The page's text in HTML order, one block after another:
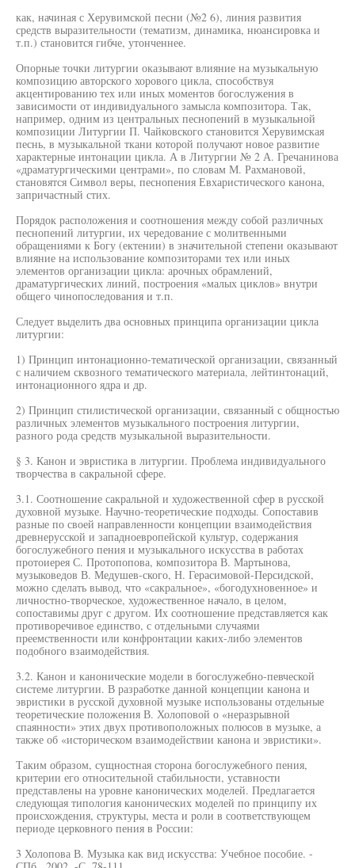
как, начиная с Херувимской песни (№2 6), линия развития
средств выразительности (тематизм, динамика, нюансировка и
т.п.) становится гибче, утонченнее.
Опорные точки литургии оказывают влияние на музыкальную
композицию авторского хорового цикла, способствуя
акцентированию тех или иных моментов богослужения в
зависимости от индивидуального замысла композитора. Так,
например, одним из центральных песнопений в музыкальной
композиции Литургии П. Чайковского становится Херувимская
песнь, в музыкальной ткани которой получают новое развитие
характерные интонации цикла. А в Литургии № 2 А. Гречанинова
«драматургическими центрами», по словам М. Рахмановой,
становятся Символ веры, песнопения Евхаристического канона,
запричастный стих.
Порядок расположения и соотношения между собой различных
песнопений литургии, их чередование с молитвенными
обращениями к Богу (ектении) в значительной степени оказывают
влияние на использование композиторами тех или иных
элементов организации цикла: арочных обрамлений,
драматургических линий, построения «малых циклов» внутри
общего чинопоследования и т.п.
Следует выделить два основных принципа организации цикла
литургии:
1) Принцип интонационно-тематической организации, связанный
с наличием сквозного тематического материала, лейтинтонаций,
интонационного ядра и др.
2) Принцип стилистической организации, связанный с общностью
различных элементов музыкального построения литургии,
разного рода средств музыкальной выразительности.
§ 3. Канон и эвристика в литургии. Проблема индивидуального
творчества в сакральной сфере.
3.1. Соотношение сакральной и художественной сфер в русской
духовной музыке. Научно-теоретические подходы. Сопоставив
разные по своей направленности концепции взаимодействия
древнерусской и западноевропейской культур, содержания
богослужебного пения и музыкального искусства в работах
протоиерея С. Протопопова, композитора В. Мартынова,
музыковедов В. Медушев-ского, Н. Герасимовой-Персидской,
можно сделать вывод, что «сакральное», «богодухновенное» и
личностно-творческое, художественное начало, в целом,
сопоставимы друг с другом. Их соотношение представляется как
противоречивое единство, с отдельными случаями
преемственности или конфронтации каких-либо элементов
подобного взаимодействия.
3.2. Канон и канонические модели в богослужебно-певческой
системе литургии. В разработке данной концепции канона и
эвристики в русской духовной музыке использованы отдельные
теоретические положения В. Холоповой о «неразрывной
спаянности» этих двух противоположных полюсов в музыке, а
также об «историческом взаимодействии канона и эвристики».
Таким образом, сущностная сторона богослужебного пения,
критерии его относительной стабильности, уставности
представлены на уровне канонических моделей. Предлагается
следующая типология канонических моделей по принципу их
происхождения, структуры, места и роли в соответствующем
периоде церковного пения в России:
3 Холопова В. Музыка как вид искусства: Учебное пособие. -